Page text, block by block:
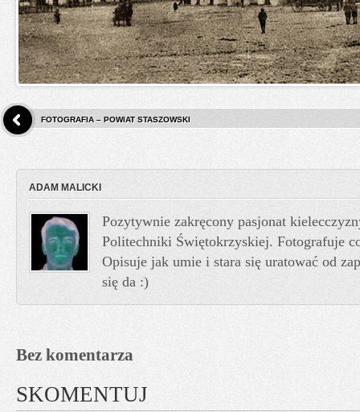
FOTOGRAFIA – POWIAT STASZOWSKI
ADAM MALICKI
Pozytywnie zakręcony pasjonat
Politechniki Świętokrzyskiej. Fotografuje
Opisuje jak umie i stara się uratować od
się da :)
Bez komentarza
SKOMENTUJ